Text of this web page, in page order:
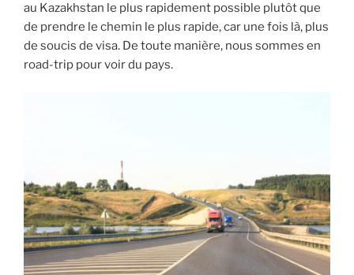
au Kazakhstan le plus rapidement possible plutôt que
de prendre le chemin le plus rapide, car une fois là, plus
de soucis de visa. De toute manière, nous sommes en
road-trip pour voir du pays.